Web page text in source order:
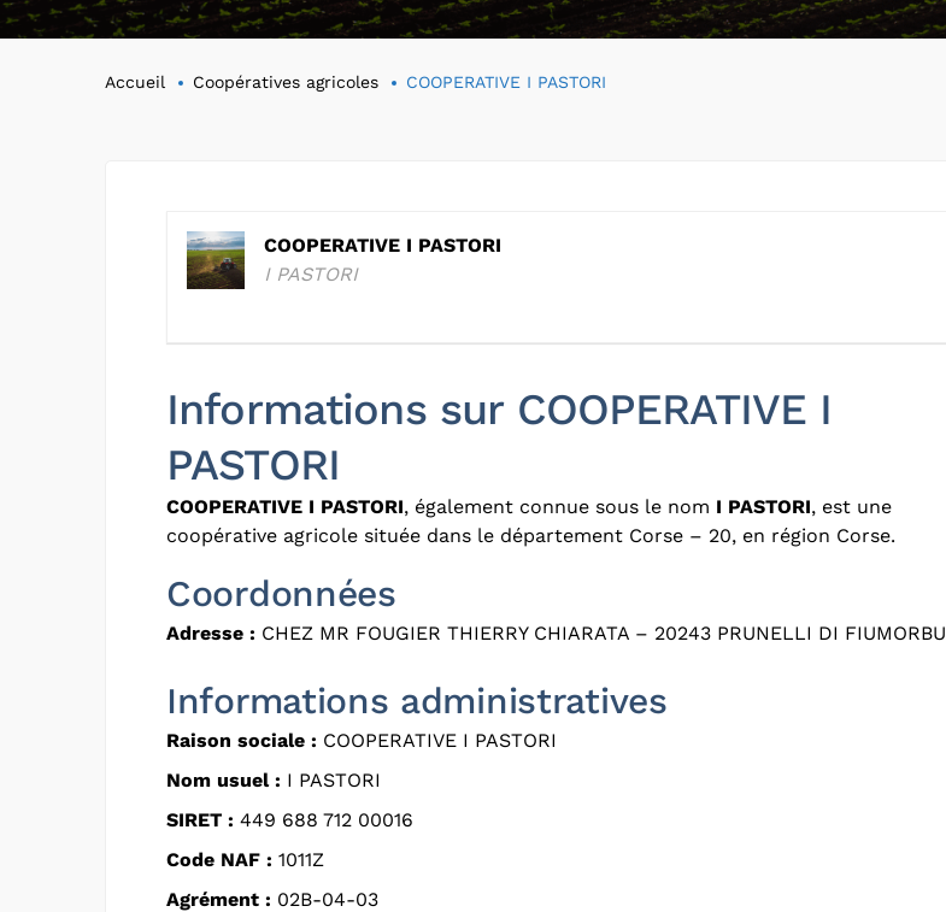
Accueil Coopératives agricoles COOPERATIVE I PASTORI
COOPERATIVE I PASTORI
I PASTORI
Informations sur COOPERATIVE I
PASTORI
COOPERATIVE I PASTORI, également connue sous le nom I PASTORI, est une
coopérative agricole située dans le département Corse – 20, en région Corse.
Coordonnées
Adresse : CHEZ MR FOUGIER THIERRY CHIARATA – 20243 PRUNELLI DI FIUMORBU
Informations administratives
Raison sociale : COOPERATIVE I PASTORI
Nom usuel : I PASTORI
SIRET : 449 688 712 00016
Code NAF : 1011Z
Agrément : 02B-04-03